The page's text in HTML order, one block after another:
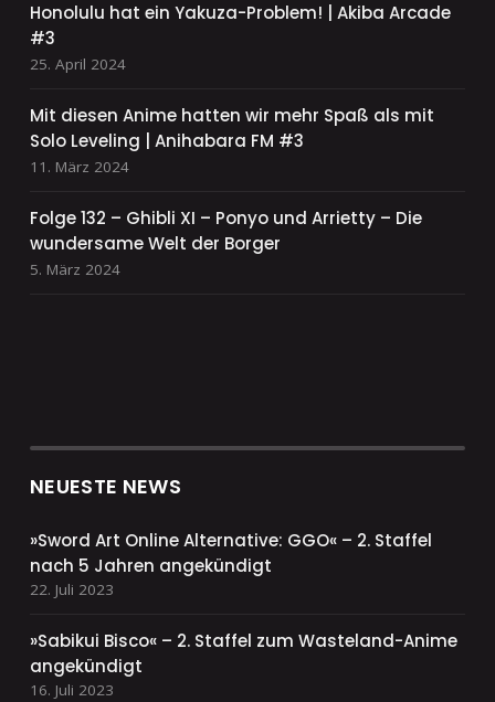
Honolulu hat ein Yakuza-Problem! | Akiba Arcade
#3
25. April 2024
Mit diesen Anime hatten wir mehr Spaß als mit
Solo Leveling | Anihabara FM #3
11. März 2024
Folge 132 – Ghibli XI – Ponyo und Arrietty – Die
wundersame Welt der Borger
5. März 2024
NEUESTE NEWS
»Sword Art Online Alternative: GGO« – 2. Staffel
nach 5 Jahren angekündigt
22. Juli 2023
»Sabikui Bisco« – 2. Staffel zum Wasteland-Anime
angekündigt
16. Juli 2023